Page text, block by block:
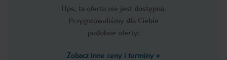
Ups, ta oferta nie jest dostępna.
Przygotowaliśmy dla Ciebie
podobne oferty:
Zobacz inne ceny i terminy »